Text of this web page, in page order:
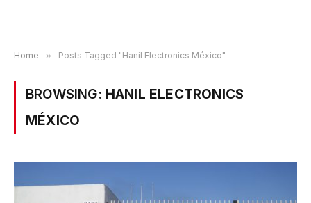
Home » Posts Tagged "Hanil Electronics México"
BROWSING: HANIL ELECTRONICS
MÉXICO